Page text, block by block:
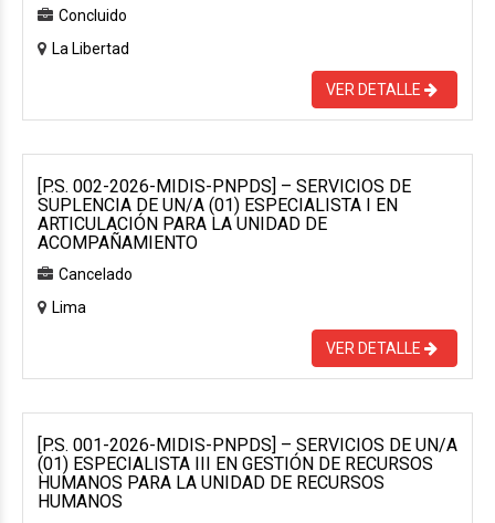
Concluido
La Libertad
VER DETALLE
[P.S. 002-2026-MIDIS-PNPDS] – SERVICIOS DE
SUPLENCIA DE UN/A (01) ESPECIALISTA I EN
ARTICULACIÓN PARA LA UNIDAD DE
ACOMPAÑAMIENTO
Cancelado
Lima
VER DETALLE
[P.S. 001-2026-MIDIS-PNPDS] – SERVICIOS DE UN/A
(01) ESPECIALISTA III EN GESTIÓN DE RECURSOS
HUMANOS PARA LA UNIDAD DE RECURSOS
HUMANOS